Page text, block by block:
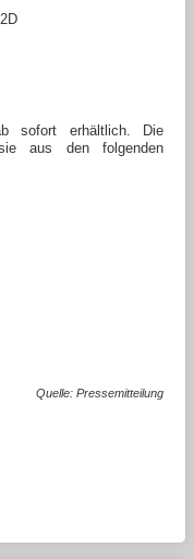
sofort erhältlich. Die
aus den folgenden
Quelle: Pressemitteilung